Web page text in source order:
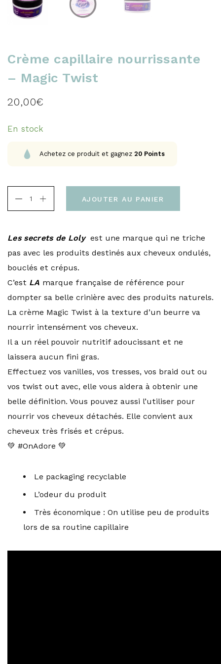
Crème capillaire nourrissante
– Magic Twist
20,00€
En stock
Achetez ce produit et gagnez 20 Points
AJOUTER AU PANIER
Les secrets de Lolyest une marque qui ne triche
pas avec les produits destinés aux cheveux ondulés,
bouclés et crépus.
C’est LA marque française de référence pour
dompter sa belle crinière avec des produits naturels.
La crème Magic Twist à la texture d’un beurre va
nourrir intensément vos cheveux.
Il a un réel pouvoir nutritif adoucissant et ne
laissera aucun fini gras.
Effectuez vos vanilles, vos tresses, vos braid out ou
vos twist out avec, elle vous aidera à obtenir une
belle définition. Vous pouvez aussi l’utiliser pour
nourrir vos cheveux détachés. Elle convient aux
cheveux très frisés et crépus.
💚 #OnAdore 💚
Le packaging recyclable
L’odeur du produit
Très économique : On utilise peu de produits
lors de sa routine capillaire